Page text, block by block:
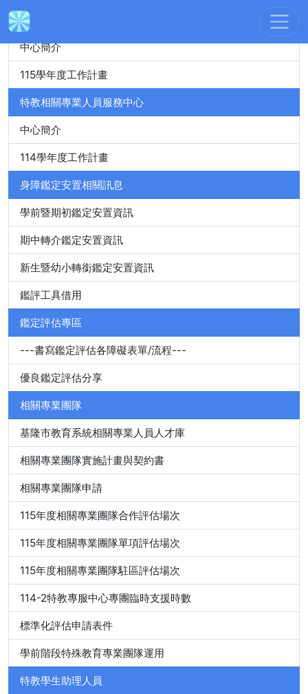
身心障礙特殊教育資源中心
中心簡介
115學年度工作計畫
特教相關專業人員服務中心
中心簡介
114學年度工作計畫
身障鑑定安置相關訊息
學前暨期初鑑定安置資訊
期中轉介鑑定安置資訊
新生暨幼小轉銜鑑定安置資訊
鑑評工具借用
鑑定評估專區
---書寫鑑定評估各障礙表單/流程---
優良鑑定評估分享
相關專業團隊
基隆市教育系統相關專業人員人才庫
相關專業團隊實施計畫與契約書
相關專業團隊申請
115年度相關專業團隊合作評估場次
115年度相關專業團隊單項評估場次
115年度相關專業團隊駐區評估場次
114-2特教專服中心專團臨時支援時數
標準化評估申請表件
學前階段特殊教育專業團隊運用
特教學生助理人員